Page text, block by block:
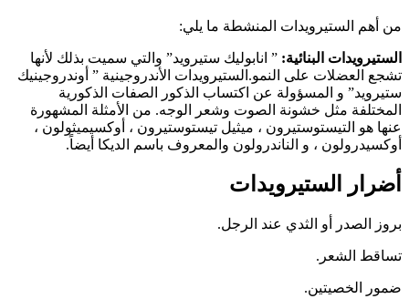
من أهم الستيرويدات المنشطة ما يلي:
الستيرويدات البنائية: ” انابوليك ستيرويد” والتي سميت بذلك لأنها
تشجع العضلات على النمو.الستيرويدات الأندروجينية ” أوندروجينيك
ستيرويد” و المسؤولة عن اكتساب الذكور الصفات الذكورية
المختلفة مثل خشونة الصوت وشعر الوجه. من الأمثلة المشهورة
عنها هو التيستوستيرون ، ميثيل تيستوستيرون ، أوكسيميثولون ،
أوكسيدرولون ، و الناندرولون والمعروف باسم الديكا أيضاً.
أضرار الستيرويدات
بروز الصدر أو الثدي عند الرجل.
تساقط الشعر.
ضمور الخصيتين.